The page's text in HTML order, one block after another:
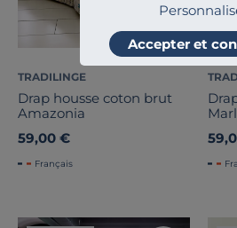
Accepter et
TRADILINGE
Drap housse coton brut
Amazonia
59,00 €
Français